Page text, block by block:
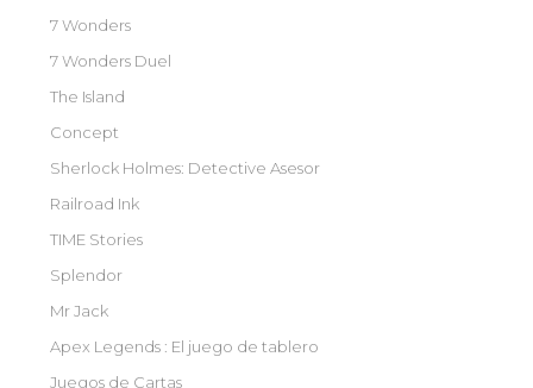
7 Wonders
7 Wonders Duel
The Island
Concept
Sherlock Holmes: Detective Asesor
Railroad Ink
TIME Stories
Splendor
Mr Jack
Apex Legends : El juego de tablero
Juegos de Cartas